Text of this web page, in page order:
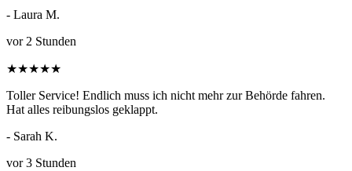
- Laura M.
vor 2 Stunden
★★★★★
Toller Service! Endlich muss ich nicht mehr zur Behörde fahren.
Hat alles reibungslos geklappt.
- Sarah K.
vor 3 Stunden